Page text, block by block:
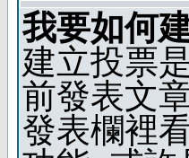
我要如何
建立投票
前發表文
發表欄裡